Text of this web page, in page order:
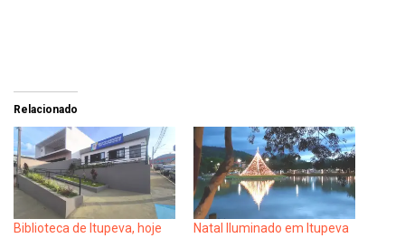
Relacionado
Biblioteca de Itupeva, hoje
Natal Iluminado em Itupeva